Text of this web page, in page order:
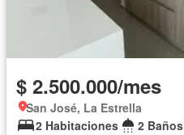
$ 2.500.000/mes
San José, La Estrella
2 Habitaciones
2 Baños